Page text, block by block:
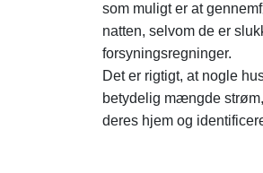
som muligt er at
natten, selvom de er
forsyningsregninger.
Det er rigtigt, at nogle
betydelig mængde
deres hjem og